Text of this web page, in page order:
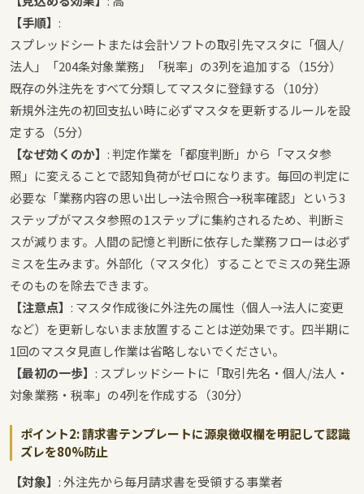
【手順】 :
スプレッドシートまたは会計ソフトの取引先マスタに「個人/
法人」「204条対象業務」「税率」の3列を追加する（15分）
既存の外注先をすべて分類してマスタに登録する（10分）
新規外注先の初回支払い時に必ずマスタを更新するルールを設
定する（5分）
【なぜ効くのか】 : 判定作業を「都度判断」から「マスタ参
照」に変えることで認知負荷がゼロになります。毎回の判定に
必要な「業務内容の思い出し→法令照合→税率確認」という3
ステップがマスタ参照の1ステップに集約されるため、判断ミ
スが減ります。人間の記憶と判断に依存した業務フローは必ず
ミスを生みます。外部化（マスタ化）することでミスの発生源
そのものを除去できます。
【注意点】 : マスタ作成後に外注先の属性（個人→法人に変更
など）を更新しないまま放置することは逆効果です。四半期に
1回のマスタ見直し作業は省略しないでください。
【最初の一歩】 : スプレッドシートに「取引先名・個人/法人・
対象業務・税率」の4列を作成する（30分）
ポイント2: 請求書テンプレートに源泉徴収欄を明記して認識
ズレを80%防止
【対象】 : 外注先から毎月請求書を受領する事業者